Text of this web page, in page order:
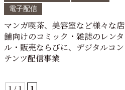
電子配信
マンガ喫茶、美容室など様々な店
舗向けのコミック・雑誌のレンタ
ル・販売ならびに、デジタルコン
テンツ配信事業